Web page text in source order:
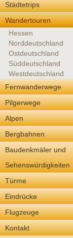
Städtetrips
Wandertouren
Hessen
Norddeutschland
Ostdeutschland
Süddeutschland
Westdeutschland
Fernwanderwege
Pilgerwege
Alpen
Bergbahnen
Baudenkmäler und
Sehenswürdigkeiten
Türme
Eindrücke
Flugzeuge
Kontakt